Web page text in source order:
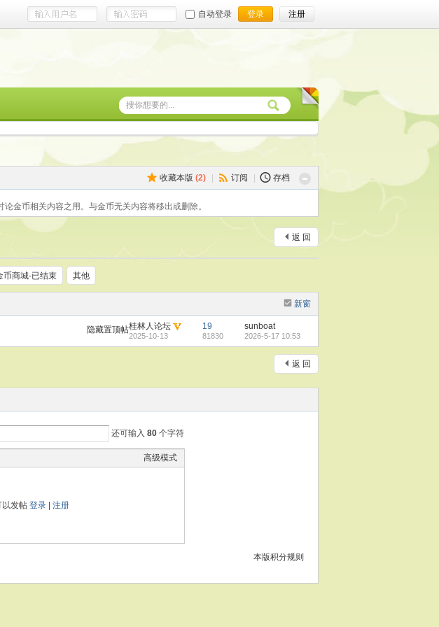
自动登录 登录 注册
收藏本版 (2) 订阅 存档
金币相关内容之用。与金币无关内容将移出或删除。
返 回
币商城-已结束 其他
新窗
隐藏置顶帖桂林人论坛
2025-10-13
19
81830
sunboat
2026-5-17 10:53
返 回
还可输入 80 个字符
高级模式
以发帖 登录| 注册
本版积分规则